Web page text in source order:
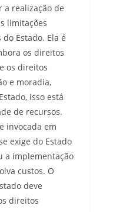
realização de
limitações
Estado. Ela é
os direitos
os direitos
e moradia,
isso está
de recursos.
invocada em
exige do Estado
a implementação
custos. O
deve
direitos